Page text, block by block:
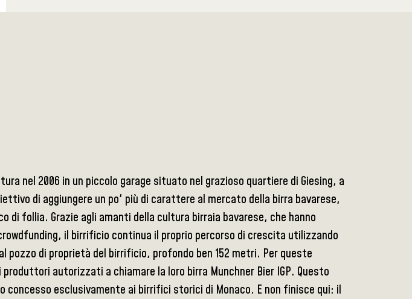
nel 2006 in un piccolo garage situato nel grazioso quartiere di Giesing, a
di aggiungere un po' più di carattere al mercato della birra bavarese,
di follia. Grazie agli amanti della cultura birraia bavarese, che hanno
il birrificio continua il proprio percorso di crescita utilizzando
pozzo di proprietà del birrificio, profondo ben 152 metri. Per queste
autorizzati a chiamare la loro birra Munchner Bier IGP. Questo
concesso esclusivamente ai birrifici storici di Monaco. E non finisce qui: il